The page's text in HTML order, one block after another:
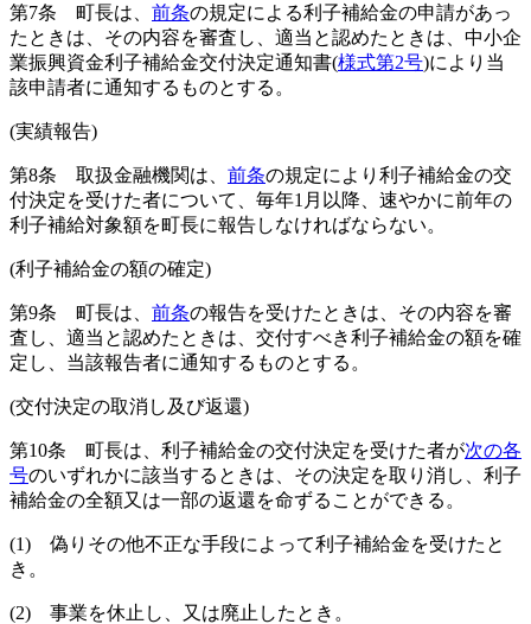
第7条 町長は、 前条の規定による利子補給金の申請があっ
たときは、その内容を審査し、適当と認めたときは、中小企
業振興資金利子補給金交付決定通知書(様式第2号)により当
該申請者に通知するものとする。
(実績報告)
第8条 取扱金融機関は、 前条の規定により利子補給金の交
付決定を受けた者について、毎年1月以降、速やかに前年の
利子補給対象額を町長に報告しなければならない。
(利子補給金の額の確定)
第9条 町長は、 前条の報告を受けたときは、その内容を審
査し、適当と認めたときは、交付すべき利子補給金の額を確
定し、当該報告者に通知するものとする。
(交付決定の取消し及び返還)
第10条 町長は、利子補給金の交付決定を受けた者が次の各
号のいずれかに該当するときは、その決定を取り消し、利子
補給金の全額又は一部の返還を命ずることができる。
(1)
偽りその他不正な手段によって利子補給金を受けたと
き。
(2) 事業を休止し、又は廃止したとき。